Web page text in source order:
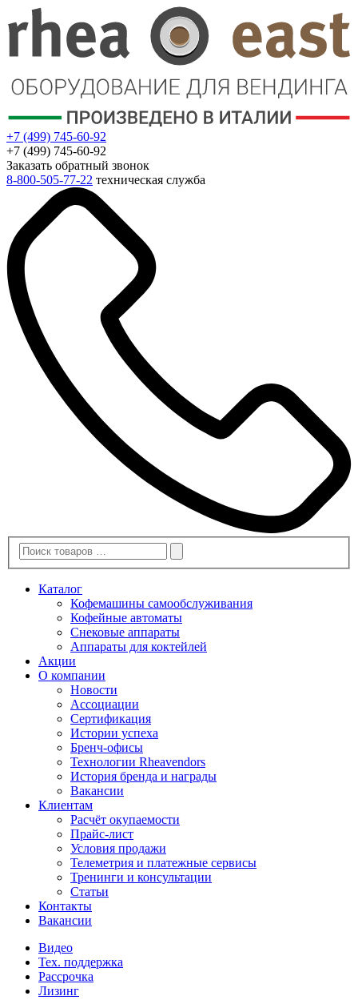
+7 (499) 745-60-92
+7 (499) 745-60-92
Заказать обратный звонок
8-800-505-77-22 техническая служба
Каталог
Кофемашины самообслуживания
Кофейные автоматы
Снековые аппараты
Аппараты для коктейлей
Акции
О компании
Новости
Ассоциации
Сертификация
Истории успеха
Бренч-офисы
Технологии Rheavendors
История бренда и награды
Вакансии
Клиентам
Расчёт окупаемости
Прайс-лист
Условия продажи
Телеметрия и платежные сервисы
Тренинги и консультации
Статьи
Контакты
Вакансии
Видео
Тех. поддержка
Рассрочка
Лизинг